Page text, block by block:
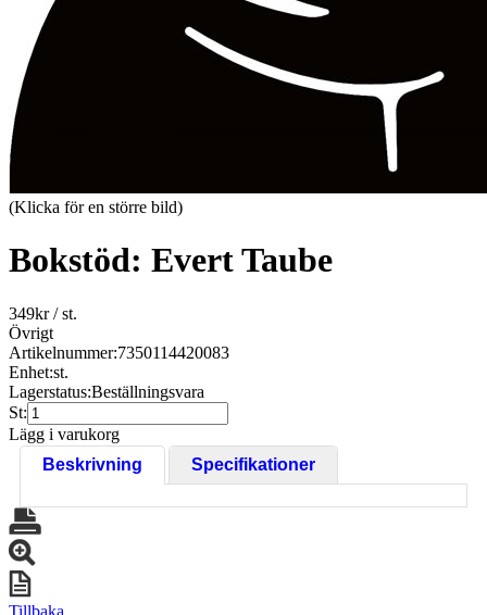
(Klicka för en större bild)
Bokstöd: Evert Taube
349kr/ st.
Övrigt
Artikelnummer:7350114420083
Enhet:st.
Lagerstatus:Beställningsvara
St:
Lägg i varukorg
Beskrivning
Specifikationer
Tillbaka